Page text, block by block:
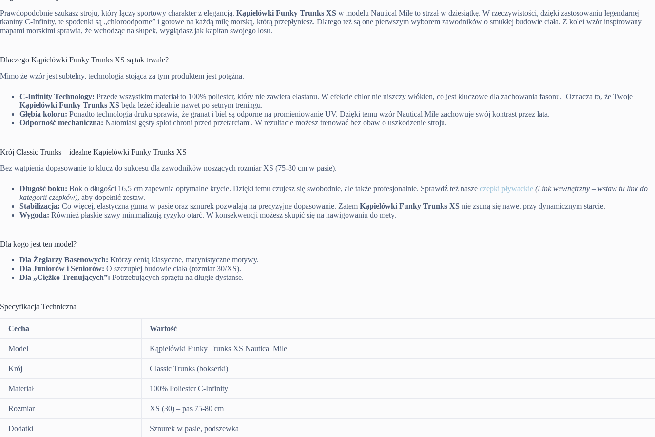
Prawdopodobnie szukasz stroju, który łączy sportowy charakter z elegancją. Kąpielówki Funky Trunks XS w modelu Nautical Mile to strzał w dziesiątkę. W rzeczywistości, dzięki zastosowaniu legendarnej
tkaniny C-Infinity, te spodenki są „chloroodporne” i gotowe na każdą milę morską, którą przepłyniesz. Dlatego też są one pierwszym wyborem zawodników o smukłej budowie ciała. Z kolei wzór inspirowany
mapami morskimi sprawia, że wchodząc na słupek, wyglądasz jak kapitan swojego losu.
Dlaczego Kąpielówki Funky Trunks XS są tak trwałe?
Mimo że wzór jest subtelny, technologia stojąca za tym produktem jest potężna.
C-Infinity Technology: Przede wszystkim materiał to 100% poliester, który nie zawiera elastanu. W efekcie chlor nie niszczy włókien, co jest kluczowe dla zachowania fasonu. Oznacza to, że Twoje
Kąpielówki Funky Trunks XS będą leżeć idealnie nawet po setnym treningu.
Głębia koloru: Ponadto technologia druku sprawia, że granat i biel są odporne na promieniowanie UV. Dzięki temu wzór Nautical Mile zachowuje swój kontrast przez lata.
Odporność mechaniczna: Natomiast gęsty splot chroni przed przetarciami. W rezultacie możesz trenować bez obaw o uszkodzenie stroju.
Krój Classic Trunks – idealne Kąpielówki Funky Trunks XS
Bez wątpienia dopasowanie to klucz do sukcesu dla zawodników noszących rozmiar XS (75-80 cm w pasie).
Długość boku: Bok o długości 16,5 cm zapewnia optymalne krycie. Dzięki temu czujesz się swobodnie, ale także profesjonalnie. Sprawdź też nasze czepki pływackie (Link wewnętrzny – wstaw tu link do
kategorii czepków), aby dopełnić zestaw.
Stabilizacja: Co więcej, elastyczna guma w pasie oraz sznurek pozwalają na precyzyjne dopasowanie. Zatem Kąpielówki Funky Trunks XS nie zsuną się nawet przy dynamicznym starcie.
Wygoda: Również płaskie szwy minimalizują ryzyko otarć. W konsekwencji możesz skupić się na nawigowaniu do mety.
Dla kogo jest ten model?
Dla Żeglarzy Basenowych: Którzy cenią klasyczne, marynistyczne motywy.
Dla Juniorów i Seniorów: O szczupłej budowie ciała (rozmiar 30/XS).
Dla „Ciężko Trenujących”: Potrzebujących sprzętu na długie dystanse.
Specyfikacja Techniczna
Cecha Wartość
Model Kąpielówki Funky Trunks XS Nautical Mile
Krój Classic Trunks (bokserki)
Materiał 100% Poliester C-Infinity
Rozmiar XS (30) – pas 75-80 cm
Dodatki Sznurek w pasie, podszewka